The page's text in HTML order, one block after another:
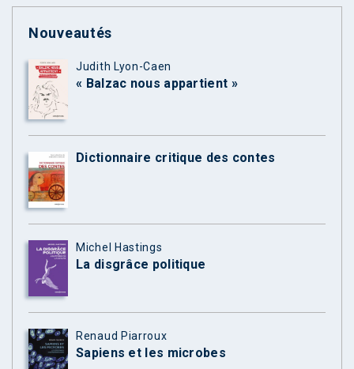
Nouveautés
Judith Lyon-Caen
« Balzac nous appartient »
Dictionnaire critique des contes
Michel Hastings
La disgrâce politique
Renaud Piarroux
Sapiens et les microbes